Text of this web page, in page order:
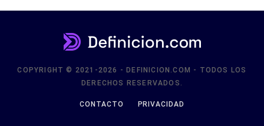
COPYRIGHT © 2021-2026 - DEFINICION.COM - TODOS LOS
DERECHOS RESERVADOS.
CONTACTO PRIVACIDAD